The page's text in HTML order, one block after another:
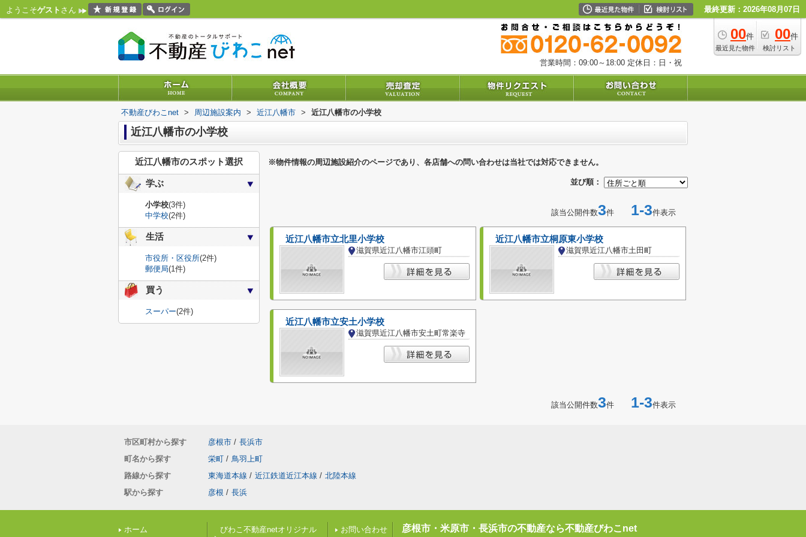
ようこそゲスト さん 最終更新：2026年08月07日
00件
最近見た物件
00件
検討リスト
営業時間：09:00～18:00 定休日：日・祝
不動産びわこnet > 周辺施設案内 > 近江八幡市 > 近江八幡市の小学校
近江八幡市の小学校
※物件情報の周辺施設紹介のページであり、各店舗への問い合わせは当社では対応できません。
並び順：
該当公開件数3件 1-3件表示
近江八幡市立北里小学校
滋賀県近江八幡市江頭町
近江八幡市立桐原東小学校
滋賀県近江八幡市土田町
近江八幡市立安土小学校
滋賀県近江八幡市安土町常楽寺
該当公開件数3件 1-3件表示
近江八幡市のスポット選択
学ぶ
小学校(3件)
中学校(2件)
生活
市役所・区役所(2件)
郵便局(1件)
買う
スーパー(2件)
市区町村から探す 彦根市 / 長浜市
町名から探す
栄町 / 鳥羽上町
路線から探す
東海道本線 / 近江鉄道近江本線 / 北陸本線
駅から探す
彦根 / 長浜
ホーム びわこ不動産netオリジナル お問い合わせ 彦根市・米原市・長浜市の不動産なら不動産びわこnet